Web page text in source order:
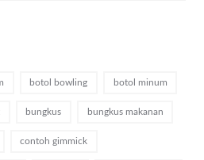
botol bowling botol minum
bungkus bungkus makanan
contoh gimmick